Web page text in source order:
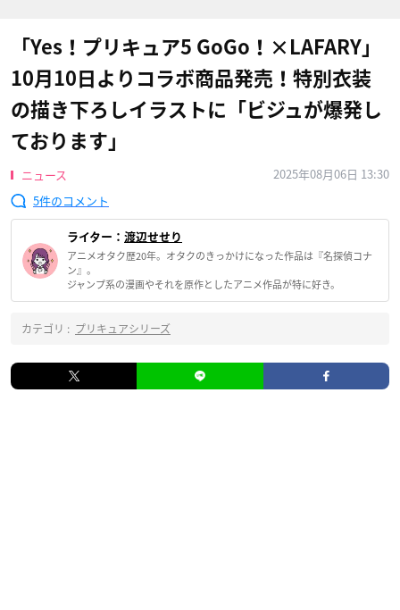
「Yes！プリキュア5 GoGo！×LAFARY」
10月10日よりコラボ商品発売！特別衣装
の描き下ろしイラストに「ビジュが爆発し
ております」
ニュース
2025年08月06日 13:30
5
ライター： 渡辺せせり
アニメオタク歴20年。オタクのきっかけになった作品は『名探偵コナ
ン』。
ジャンプ系の漫画やそれを原作としたアニメ作品が特に好き。
カテゴリ : プリキュアシリーズ